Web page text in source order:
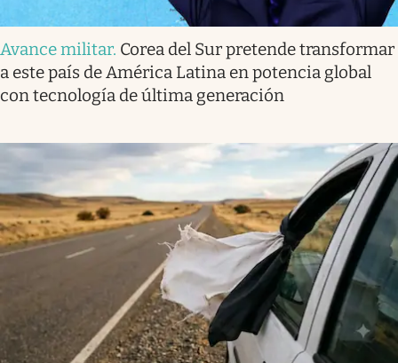
Avance militar. Corea del Sur pretende transformar
a este país de América Latina en potencia global
con tecnología de última generación